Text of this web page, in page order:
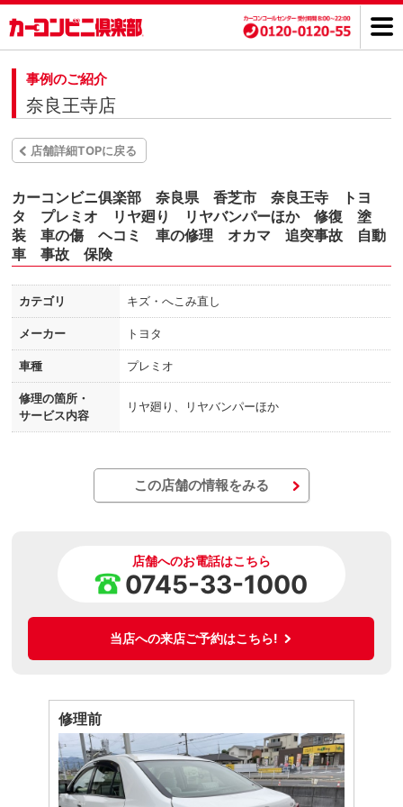
事例のご紹介
奈良王寺店
店舗詳細TOPに戻る
カーコンビニ俱楽部 奈良県 香芝市 奈良王寺 トヨ
タ プレミオ リヤ廻り リヤバンパーほか 修復 塗
装 車の傷 ヘコミ 車の修理 オカマ 追突事故 自動
車 事故 保険
カテゴリ キズ・へこみ直し
メーカー トヨタ
車種 プレミオ
修理の箇所・
サービス内容
リヤ廻り、リヤバンパーほか
この店舗の情報をみる
店舗へのお電話はこちら
0745-33-1000
当店への来店ご予約はこちら!
修理前